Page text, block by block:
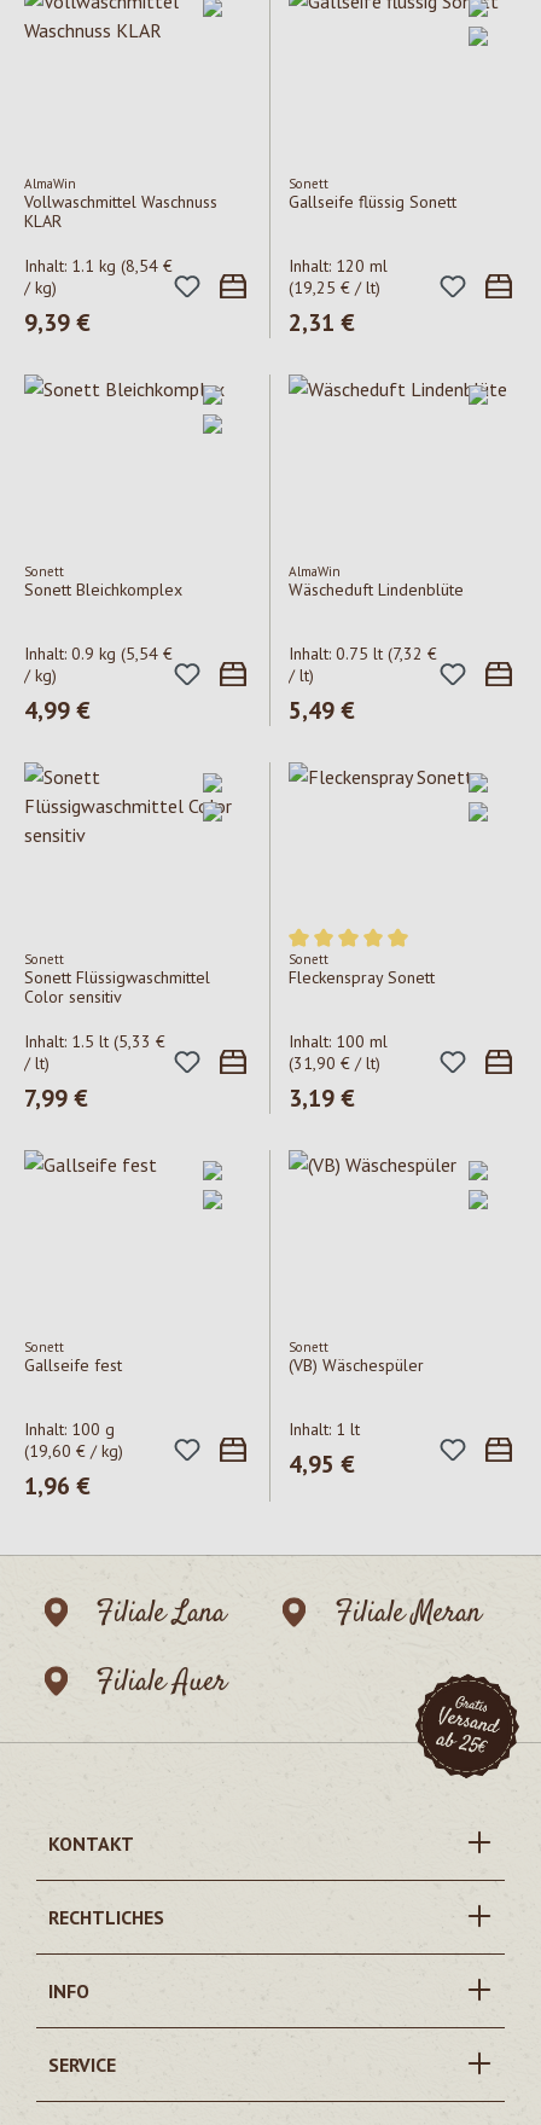
AlmaWin
Vollwaschmittel Waschnuss
KLAR
Inhalt: 1.1 kg (8,54 €
/ kg)
Regulärer Preis:
9,39 €
Sonett
Gallseife flüssig Sonett
Inhalt: 120 ml
(19,25 € / lt)
Regulärer Preis:
2,31 €
Sonett
Sonett Bleichkomplex
Inhalt: 0.9 kg (5,54 €
/ kg)
Regulärer Preis:
4,99 €
AlmaWin
Wäscheduft Lindenblüte
Inhalt: 0.75 lt (7,32 €
/ lt)
Regulärer Preis:
5,49 €
Sonett
Sonett Flüssigwaschmittel
Color sensitiv
Inhalt: 1.5 lt (5,33 €
/ lt)
Regulärer Preis:
7,99 €
Durchschnittliche Bewertung
Sonett
Fleckenspray Sonett
Inhalt: 100 ml
(31,90 € / lt)
Regulärer Preis:
3,19 €
Sonett
Gallseife fest
Inhalt: 100 g
(19,60 € / kg)
Regulärer Preis:
1,96 €
Sonett
(VB) Wäschespüler
Inhalt: 1 lt
Regulärer Preis:
4,95 €
Filiale Lana
Filiale Meran
Filiale Auer
KONTAKT
RECHTLICHES
INFO
SERVICE